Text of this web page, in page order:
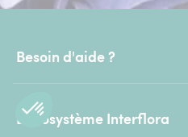
Besoin d'aide ?
L'écosystème Interflora